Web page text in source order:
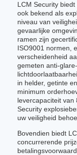
LCM Security
ook bekend als
niveau van
gevaarlijke
ramen zijn
ISO9001 normen,
verscheidenheid
gemeten anti-
in helder, getinte
minimum
levercapaciteit
Security
uw veiligheid
Bovendien biedt
concurrerende